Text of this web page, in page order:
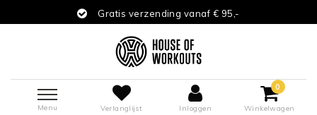
Gratis verzending vanaf € 95,-
Menu Verlanglijst Inloggen
0
Winkelwagen